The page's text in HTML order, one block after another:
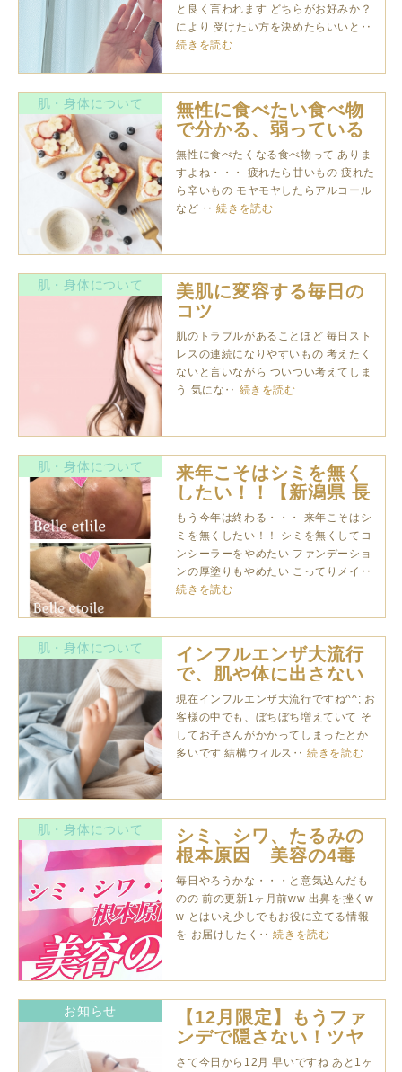
と良く言われます どちらがお好みか？
により 受けたい方を決めたらいいと‥
続きを読む
肌・身体について
無性に食べたい食べ物
で分かる、弱っている
臓器・肌の状態
無性に食べたくなる食べ物って ありま
すよね・・・ 疲れたら甘いもの 疲れた
ら辛いもの モヤモヤしたらアルコール
など ‥続きを読む
肌・身体について
美肌に変容する毎日の
コツ
肌のトラブルがあることほど 毎日スト
レスの連続になりやすいもの 考えたく
ないと言いながら ついつい考えてしま
う 気にな‥ 続きを読む
肌・身体について
来年こそはシミを無く
したい！！【新潟県 長
岡市】
もう今年は終わる・・・ 来年こそはシ
ミを無くしたい！！ シミを無くしてコ
ンシーラーをやめたい ファンデーショ
ンの厚塗りもやめたい こってりメイ‥
続きを読む
肌・身体について
インフルエンザ大流行
で、肌や体に出さない
方法
現在インフルエンザ大流行ですね^^; お
客様の中でも、ぼちぼち増えていて そ
してお子さんがかかってしまったとか
多いです 結構ウィルス‥続きを読む
肌・身体について
シミ、シワ、たるみの
根本原因 美容の4毒
毎日やろうかな・・・と意気込んだも
のの 前の更新1ヶ月前ww 出鼻を挫くw
w とはいえ少しでもお役に立てる情報
を お届けしたく‥続きを読む
お知らせ
【12月限定】もうファ
ンデで隠さない！ツヤ
肌フェイシャル
さて今日から12月 早いですね あと1ヶ